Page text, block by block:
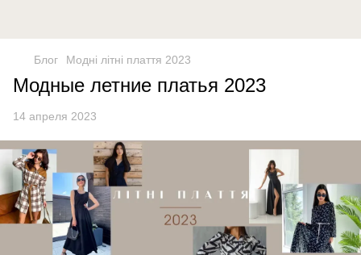
Блог Модні літні плаття 2023
Модные летние платья 2023
14 апреля 2023